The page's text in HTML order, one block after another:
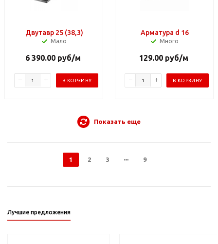
Двутавр 25 (38,3)
Мало
6 390.00 руб/м
В КОРЗИНУ
Арматура d 16
Много
129.00руб/м
В КОРЗИНУ
Показать еще
1 2 3 9
Лучшие предложения